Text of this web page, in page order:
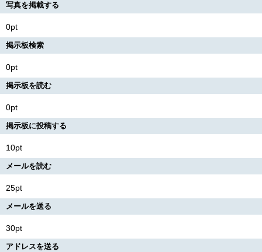
写真を掲載する
0pt
掲示板検索
0pt
掲示板を読む
0pt
掲示板に投稿する
10pt
メールを読む
25pt
メールを送る
30pt
アドレスを送る